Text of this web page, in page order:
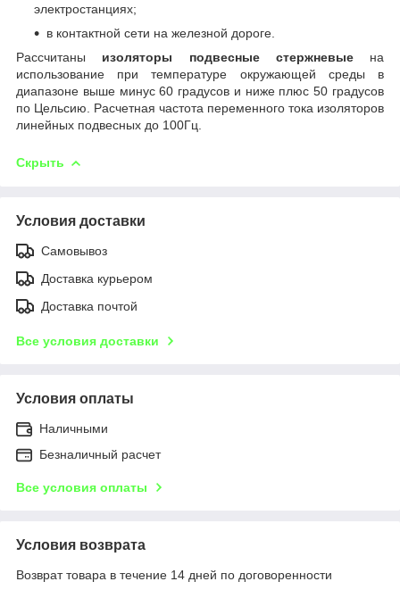
электростанциях;
в контактной сети на железной дороге.
Рассчитаны изоляторы подвесные стержневые на
использование при температуре окружающей среды в
диапазоне выше минус 60 градусов и ниже плюс 50 градусов
по Цельсию. Расчетная частота переменного тока изоляторов
линейных подвесных до 100Гц.
Скрыть
Условия доставки
Самовывоз
Доставка курьером
Доставка почтой
Все условия доставки
Условия оплаты
Наличными
Безналичный расчет
Все условия оплаты
Условия возврата
Возврат товара в течение 14 дней по договоренности